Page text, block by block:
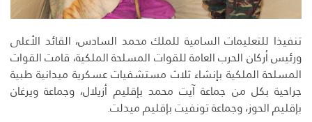
تنفيذا للتعليمات السامية للملك محمد السادس، القائد الأعلى
ورئيس أركان الحرب العامة للقوات المسلحة الملكية، قامت القوات
المسلحة الملكية بإنشاء ثلاث مستشفيات عسكرية ميدانية طبية
جراحية بكل من جماعة آيت محمد بإقليم أزيلال، وجماعة ويرغان
بإقليم الحوز، وجماعة تونفيت بإقليم ميدلت.